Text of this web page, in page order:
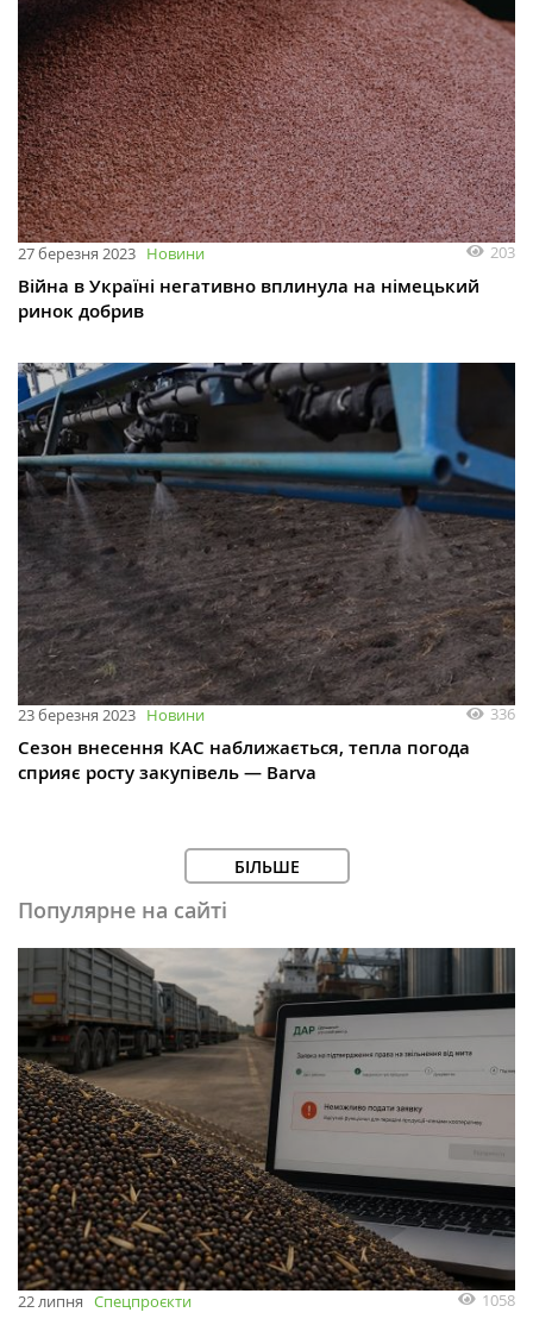
27 березня 2023 Новини 203
Війна в Україні негативно вплинула на німецький
ринок добрив
23 березня 2023 Новини 336
Сезон внесення КАС наближається, тепла погода
сприяє росту закупівель — Barva
БІЛЬШЕ
Популярне на сайті
22 липня Спецпроєкти 1058